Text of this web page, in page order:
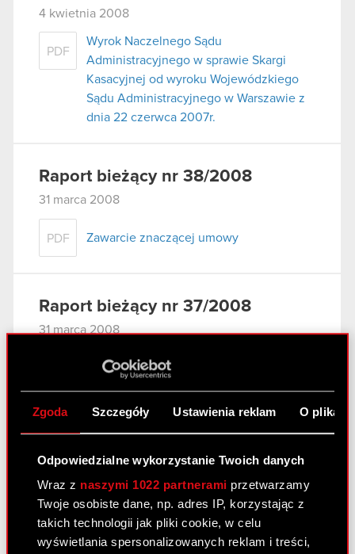
Zgoda Szczegóły Ustawienia reklam O
Odpowiedzialne wykorzystanie Twoich danych
Wraz z naszymi 1022 partnerami przetwarzamy
Twoje osobiste dane, np. adres IP, korzystając z
takich technologii jak pliki cookie, w celu
wyświetlania spersonalizowanych reklam i treści,
4 kwietnia 2008
PDF
Wyrok Naczelnego Sądu
Administracyjnego w sprawie Skargi
Kasacyjnej od wyroku Wojewódzkiego
Sądu Administracyjnego w Warszawie z
dnia 22 czerwca 2007r.
Raport bieżący nr 38/2008
31 marca 2008
PDF Zawarcie znaczącej umowy
Raport bieżący nr 37/2008
31 marca 2008
Wniosek do Sądu Rejonowego w
Warszawie o odroczenie posiedzenia
Sądu
Raport bieżący nr 36/2008
27 marca 2008
PDF
Aneks nr 2 w sprawie prolongaty terminu
spłaty wierzytelności do Porozumienia z
11 października 2007 r. - zmiana